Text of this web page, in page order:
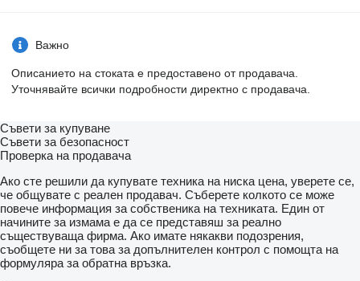
Важно
Описанието на стоката е предоставено от продавача.
Уточнявайте всички подробности директно с продавача.
Съвети за купуване
Съвети за безопасност
Проверка на продавача
Ако сте решили да купувате техника на ниска цена, уверете се,
че общувате с реален продавач. Съберете колкото се може
повече информация за собственика на техниката. Един от
начините за измама е да се представяш за реално
съществуваща фирма. Ако имате някакви подозрения,
съобщете ни за това за допълнителен контрол с помощта на
формуляра за обратна връзка.